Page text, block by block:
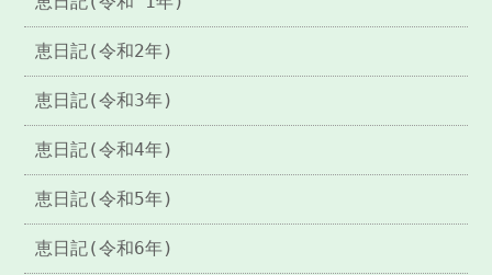
恵日記(令和2年)
恵日記(令和3年)
恵日記(令和4年)
恵日記(令和5年)
恵日記(令和6年)